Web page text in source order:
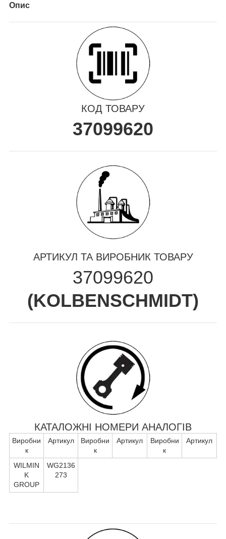
Опис
КОД ТОВАРУ
37099620
АРТИКУЛ ТА ВИРОБНИК ТОВАРУ
37099620
(KOLBENSCHMIDT)
КАТАЛОЖНІ НОМЕРИ АНАЛОГІВ
Виробни
к
Артикул
Виробни
к
Артикул
Виробни
к
Артикул
WILMIN
K
GROUP
WG2136
273